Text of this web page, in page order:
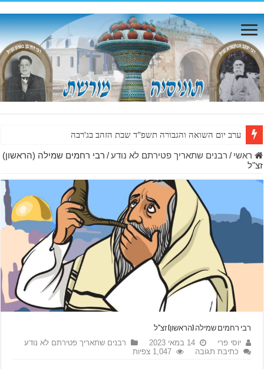
ערב יום השואה והגבורה תשפ"ד שבת הזהב בג'רבה
ראשי / רבנים שתאריך פטירתם לא נודע/ רבי רחמים שמילה (הראשון)
זצ"ל
רבי רחמים שמילה (הראשון) זצ"ל
יוסי פרי 14 במאי 2023
רבנים שתאריך פטירתם לא נודע
כתיבת תגובה
1,047 צפיות